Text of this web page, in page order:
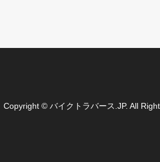
Copyright © バイクトラバース.JP. All